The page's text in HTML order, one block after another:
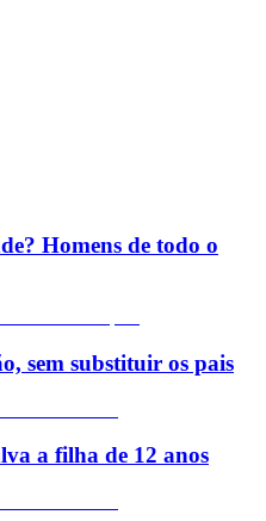
Homens de todo o
sem substituir os pais
a filha de 12 anos